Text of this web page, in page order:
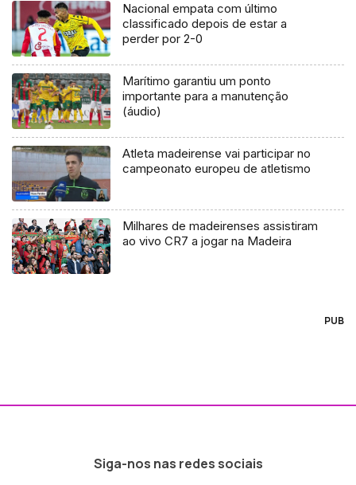
Nacional empata com último
classificado depois de estar a
perder por 2-0
Marítimo garantiu um ponto
importante para a manutenção
(áudio)
Atleta madeirense vai participar no
campeonato europeu de atletismo
Milhares de madeirenses assistiram
ao vivo CR7 a jogar na Madeira
PUB
Siga-nos nas redes sociais